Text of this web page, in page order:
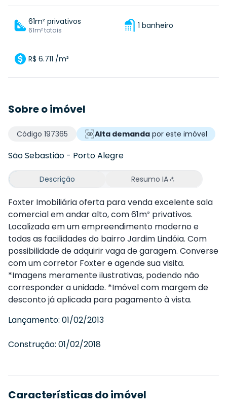
61m² privativos
61m² totais 1 banheiro
R$ 6.711 /m²
Sobre o imóvel
Código 197365 Alta demanda por este imóvel
São Sebastião - Porto Alegre
Descrição Resumo IA
Foxter Imobiliária oferta para venda excelente sala
comercial em andar alto, com 61m² privativos.
Localizada em um empreendimento moderno e
todas as facilidades do bairro Jardim Lindóia. Com
possibilidade de adquirir vaga de garagem. Converse
com um corretor Foxter e agende sua visita.
*Imagens meramente ilustrativas, podendo não
corresponder a unidade. *Imóvel com margem de
desconto já aplicada para pagamento à vista.
Lançamento: 01/02/2013
Construção: 01/02/2018
Características do imóvel